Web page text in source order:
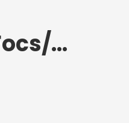
Vattenpump Lombardini Focs/Progress